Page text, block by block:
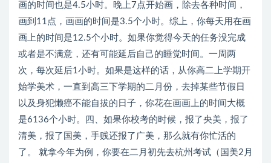
画的时间也是4.5小时。晚上7点开始画，除去各种时间，
画到11点，画画的时间是3.5个小时。综上，你每天用在画
画上的时间是12.5个小时。如果你觉得今天的任务没完成
或者是不满意，还有可能延后自己的睡觉时间。一周两
次，每次延后1小时。如果是这样的话，从你高二上学期开
始学美术，一直到高三下学期的二月份，去掉某些节假日
以及身犯懒癌不能自拔的日子，你花在画画上的时间大概
是6136个小时。四、如果你校考的时候，报了央美，报了
清美，报了国美，手贱还报了广美，那么就有你忙活的
了。 就拿今年为例，你要在二月初先去杭州考试（国美2月